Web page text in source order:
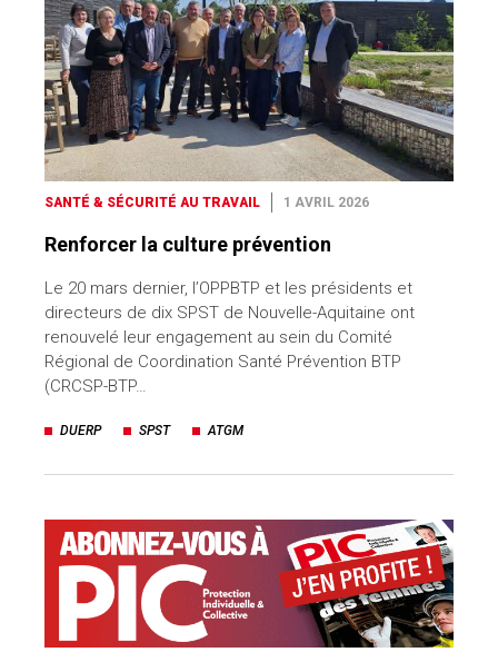
SANTÉ & SÉCURITÉ AU TRAVAIL 1 AVRIL 2026
Renforcer la culture prévention
Le 20 mars dernier, l’OPPBTP et les présidents et
directeurs de dix SPST de Nouvelle-Aquitaine ont
renouvelé leur engagement au sein du Comité
Régional de Coordination Santé Prévention BTP
(CRCSP-BTP…
DUERP SPST ATGM